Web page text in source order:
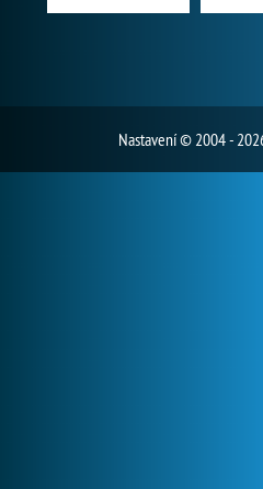
Nastavení© 2004 -